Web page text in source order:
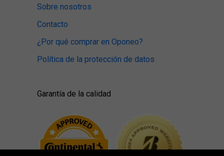
Sobre nosotros
Contacto
¿Por qué comprar en Oponeo?
Política de la protección de datos
Garantía de la calidad